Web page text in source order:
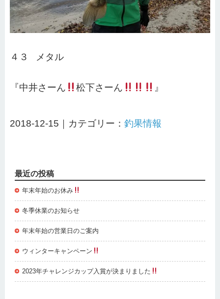
４３ メタル
『中井さーん 松下さーん 』
2018-12-15｜カテゴリー： 釣果情報
最近の投稿
年末年始のお休み
冬季休業のお知らせ
年末年始の営業日のご案内
ウィンターキャンペーン
2023年チャレンジカップ入賞が決まりました